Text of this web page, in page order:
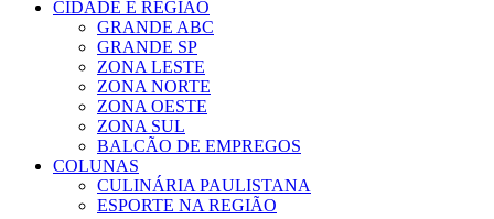
CIDADE E REGIÃO
GRANDE ABC
GRANDE SP
ZONA LESTE
ZONA NORTE
ZONA OESTE
ZONA SUL
BALCÃO DE EMPREGOS
COLUNAS
CULINÁRIA PAULISTANA
ESPORTE NA REGIÃO